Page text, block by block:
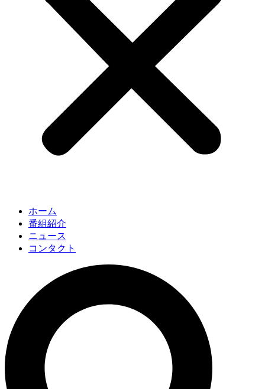
ホーム
番組紹介
ニュース
コンタクト